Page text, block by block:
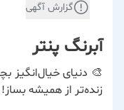
گزارش آگهی
آبرنگ پنتر
🎨 دنیای خیال‌انگیز
زنده‌تر از همیشه بساز!